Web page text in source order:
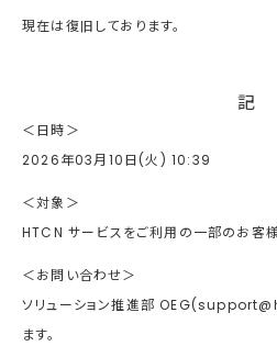
現在は復旧しております。
記
＜日時＞
2026年03月10日(火) 10:39
＜対象＞
HTCN サービスをご利用の一部のお客様
＜お問い合わせ＞
ソリューション推進部
ます。